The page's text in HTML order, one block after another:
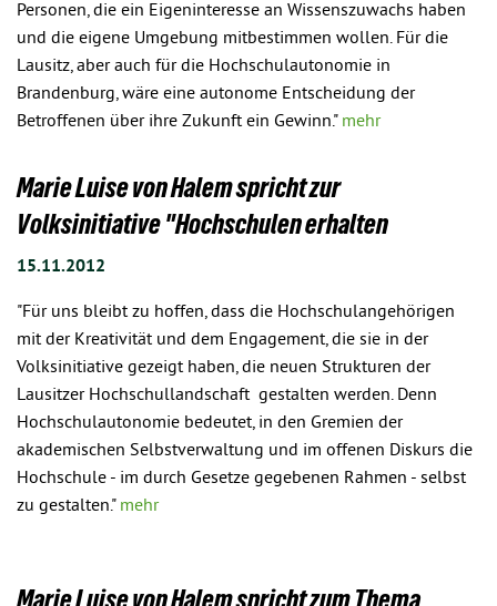
Personen, die ein Eigeninteresse an Wissenszuwachs haben
und die eigene Umgebung mitbestimmen wollen. Für die
Lausitz, aber auch für die Hochschulautonomie in
Brandenburg, wäre eine autonome Entscheidung der
Betroffenen über ihre Zukunft ein Gewinn." mehr
Marie Luise von Halem spricht zur
Volksinitiative "Hochschulen erhalten
15.11.2012
"Für uns bleibt zu hoffen, dass die Hochschulangehörigen
mit der Kreativität und dem Engagement, die sie in der
Volksinitiative gezeigt haben, die neuen Strukturen der
Lausitzer Hochschullandschaft gestalten werden. Denn
Hochschulautonomie bedeutet, in den Gremien der
akademischen Selbstverwaltung und im offenen Diskurs die
Hochschule - im durch Gesetze gegebenen Rahmen - selbst
zu gestalten." mehr
Marie Luise von Halem spricht zum Thema